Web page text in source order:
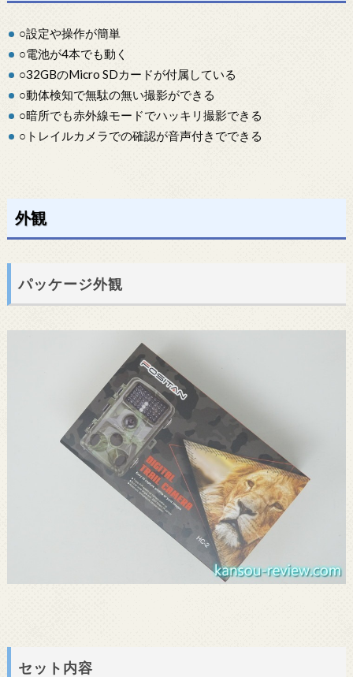
○設定や操作が簡単
○電池が4本でも動く
○32GBのMicro SDカードが付属している
○動体検知で無駄の無い撮影ができる
○暗所でも赤外線モードでハッキリ撮影できる
○トレイルカメラでの確認が音声付きでできる
外観
パッケージ外観
セット内容